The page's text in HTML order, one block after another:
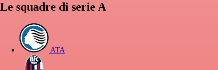
Le squadre di serie A
ATA